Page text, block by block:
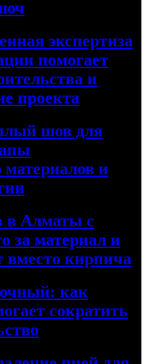
экспертиза
помогает
и
проекта
шов для
и
в Алматы с
за материал и
вместо кирпича
как
сократить